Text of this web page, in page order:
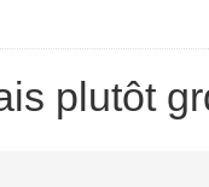
plutôt